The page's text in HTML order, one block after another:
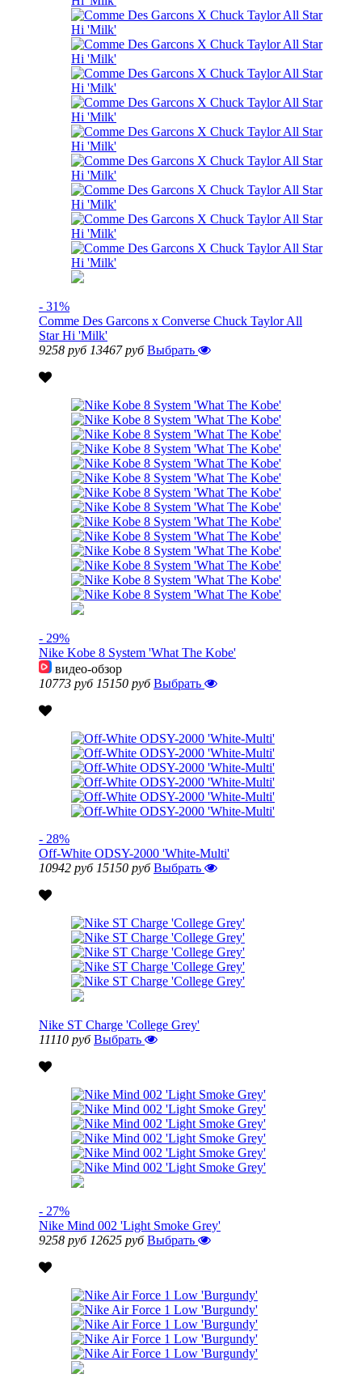
- 31%
Comme Des Garcons x Converse Chuck Taylor All
Star Hi 'Milk'
9258 руб 13467 руб Выбрать
- 29%
Nike Kobe 8 System 'What The Kobe'
видео-обзор
10773 руб 15150 руб Выбрать
- 28%
Off-White ODSY-2000 'White-Multi'
10942 руб 15150 руб Выбрать
Nike ST Charge 'College Grey'
11110 руб Выбрать
- 27%
Nike Mind 002 'Light Smoke Grey'
9258 руб 12625 руб Выбрать